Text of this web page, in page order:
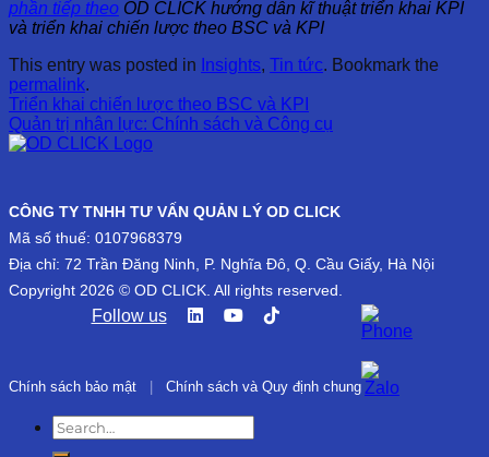
phần tiếp theo OD CLICK hướng dẫn kĩ thuật triển khai KPI
và triển khai chiến lược theo BSC và KPI
This entry was posted in Insights, Tin tức. Bookmark the
permalink.
Triển khai chiến lược theo BSC và KPI
Quản trị nhân lực: Chính sách và Công cụ
CÔNG TY TNHH TƯ VẤN QUẢN LÝ OD CLICK
Mã số thuế: 0107968379
Địa chỉ: 72 Trần Đăng Ninh, P. Nghĩa Đô, Q. Cầu Giấy, Hà Nội
Copyright 2026 © OD CLICK. All rights reserved.
Follow us
Chính sách bảo mật Chính sách và Quy định chung